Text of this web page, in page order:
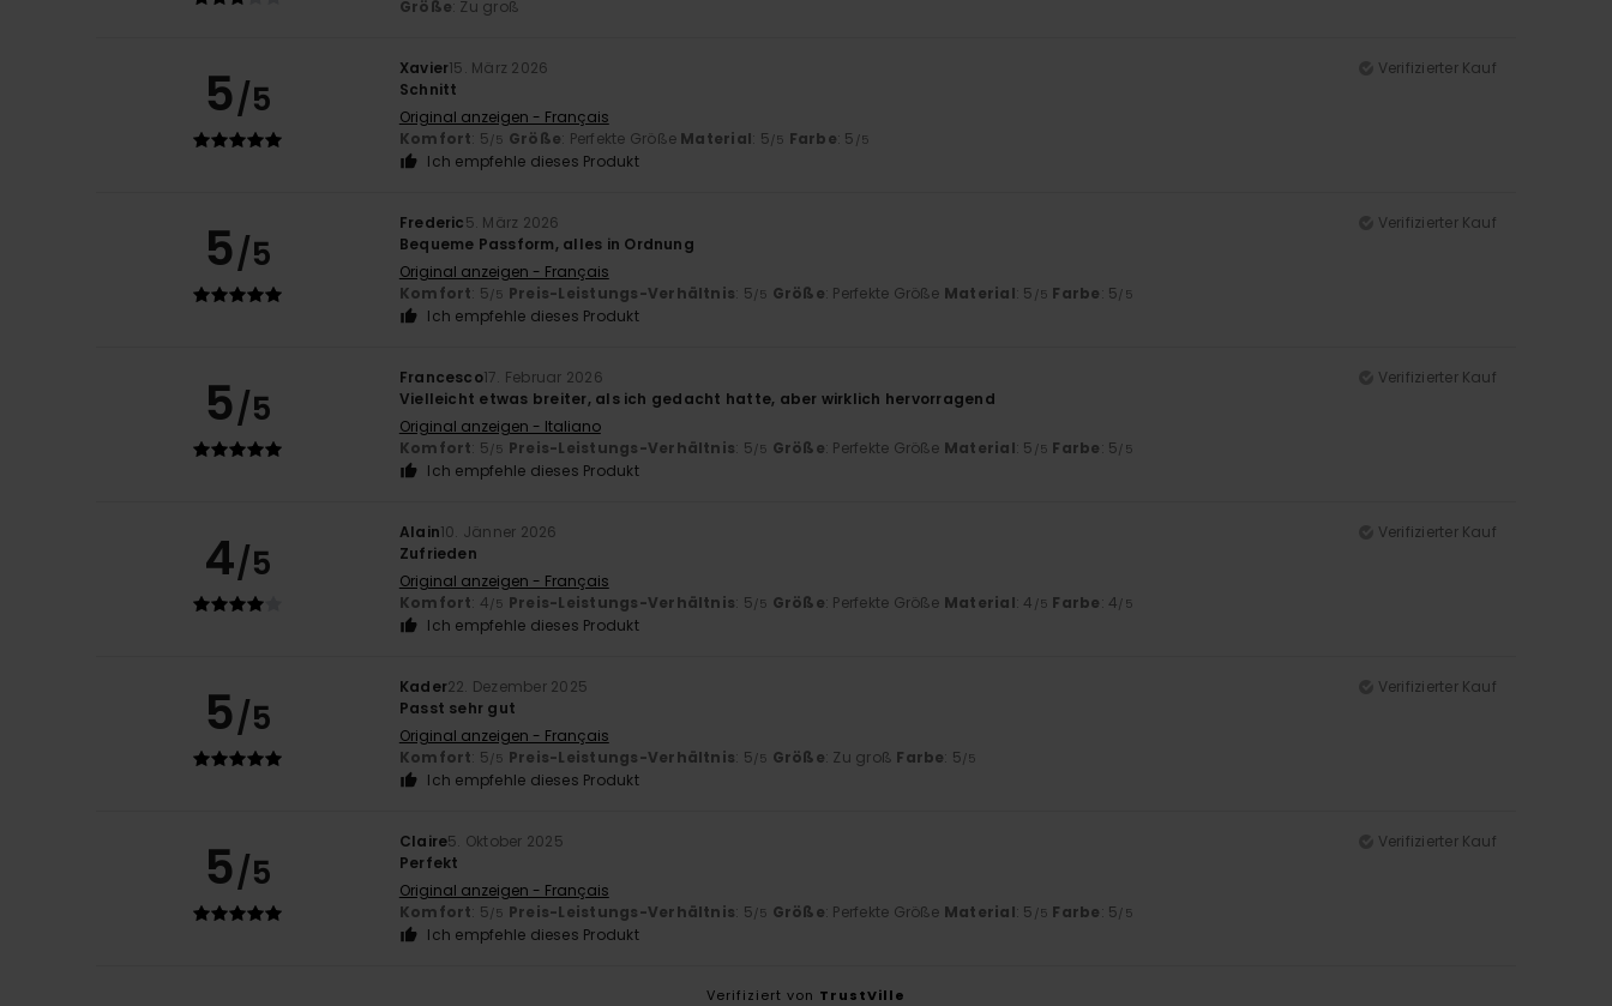
Größe: Zu groß
5/5
Xavier15. März 2026
Verifizierter Kauf
Schnitt
Original anzeigen - Français
Komfort: 5/5 Größe: Perfekte Größe Material: 5/5 Farbe: 5 /5
Ich empfehle dieses Produkt
5/5
Frederic5. März 2026
Verifizierter Kauf
Bequeme Passform, alles in Ordnung
Original anzeigen - Français
Komfort: 5/5 Preis-Leistungs-Verhältnis: 5/5 Größe: Perfekte Größe Material: 5 /5 Farbe: 5/5
Ich empfehle dieses Produkt
5/5
Francesco17. Februar 2026
Verifizierter Kauf
Vielleicht etwas breiter, als ich gedacht hatte, aber wirklich hervorragend
Original anzeigen - Italiano
Komfort: 5/5 Preis-Leistungs-Verhältnis: 5/5 Größe: Perfekte Größe Material: 5 /5 Farbe: 5/5
Ich empfehle dieses Produkt
4/5
Alain10. Jänner 2026
Verifizierter Kauf
Zufrieden
Original anzeigen - Français
Komfort: 4/5 Preis-Leistungs-Verhältnis: 5/5 Größe: Perfekte Größe Material: 4 /5 Farbe: 4/5
Ich empfehle dieses Produkt
5/5
Kader22. Dezember 2025
Verifizierter Kauf
Passt sehr gut
Original anzeigen - Français
Komfort: 5/5 Preis-Leistungs-Verhältnis: 5/5 Größe: Zu groß Farbe: 5/5
Ich empfehle dieses Produkt
5/5
Claire5. Oktober 2025
Verifizierter Kauf
Perfekt
Original anzeigen - Français
Komfort: 5/5 Preis-Leistungs-Verhältnis: 5/5 Größe: Perfekte Größe Material: 5 /5 Farbe: 5/5
Ich empfehle dieses Produkt
Verifiziert von TrustVille